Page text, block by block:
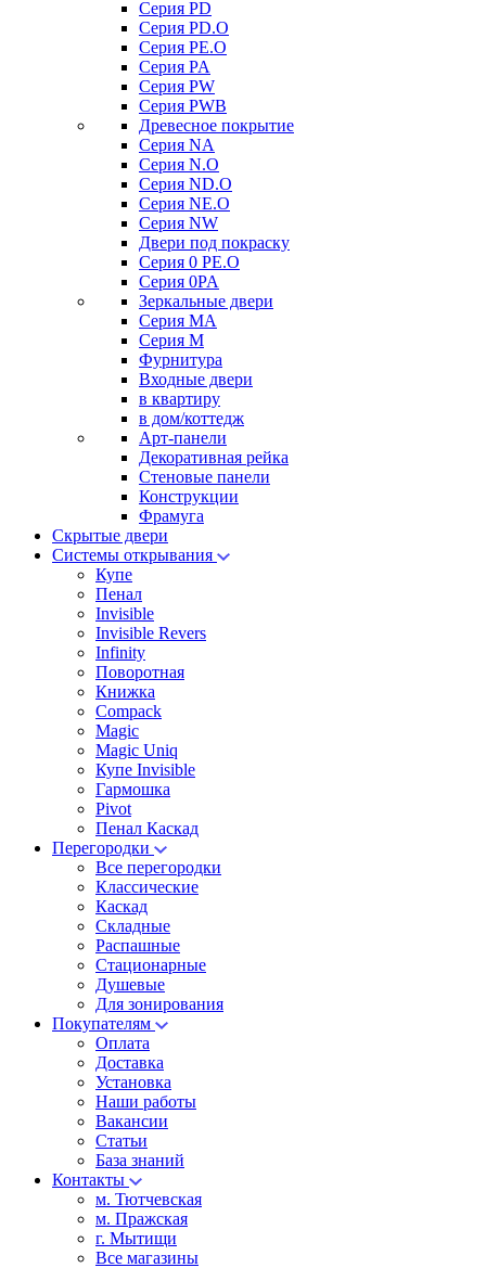
Серия PD
Серия PD.O
Серия PE.O
Серия PA
Серия PW
Серия PWB
Древесное покрытие
Серия NA
Серия N.O
Серия ND.O
Серия NE.O
Серия NW
Двери под покраску
Серия 0 PE.O
Серия 0PA
Зеркальные двери
Серия MA
Серия M
Фурнитура
Входные двери
в квартиру
в дом/коттедж
Арт-панели
Декоративная рейка
Стеновые панели
Конструкции
Фрамуга
Скрытые двери
Системы открывания
Купе
Пенал
Invisible
Invisible Revers
Infinity
Поворотная
Книжка
Compack
Magic
Magic Uniq
Купе Invisible
Гармошка
Pivot
Пенал Каскад
Перегородки
Все перегородки
Классические
Каскад
Складные
Распашные
Стационарные
Душевые
Для зонирования
Покупателям
Оплата
Доставка
Установка
Наши работы
Вакансии
Статьи
База знаний
Контакты
м. Тютчевская
м. Пражская
г. Мытищи
Все магазины